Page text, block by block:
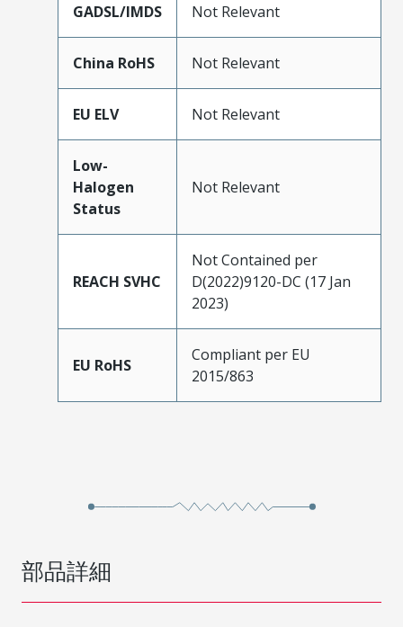
GADSL/IMDS Not Relevant
China RoHS Not Relevant
EU ELV Not Relevant
Low-
Halogen
Status
Not Relevant
REACH SVHC
Not Contained per
D(2022)9120-DC (17 Jan
2023)
EU RoHS
Compliant per EU
2015/863
部品詳細